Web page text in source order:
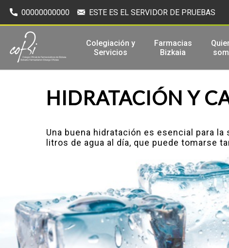
00000000000 ESTE ES EL SERVIDOR DE PRUEBAS
Colegiación y
Servicios
Farmacias
Bizkaia
HIDRATACIÓN Y
Una buena hidratación es esencial para
litros de agua al día, que puede tomarse